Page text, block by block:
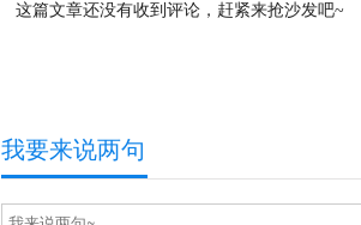
这篇文章还没有收到评论，赶紧来抢沙发吧~
我要来说两句